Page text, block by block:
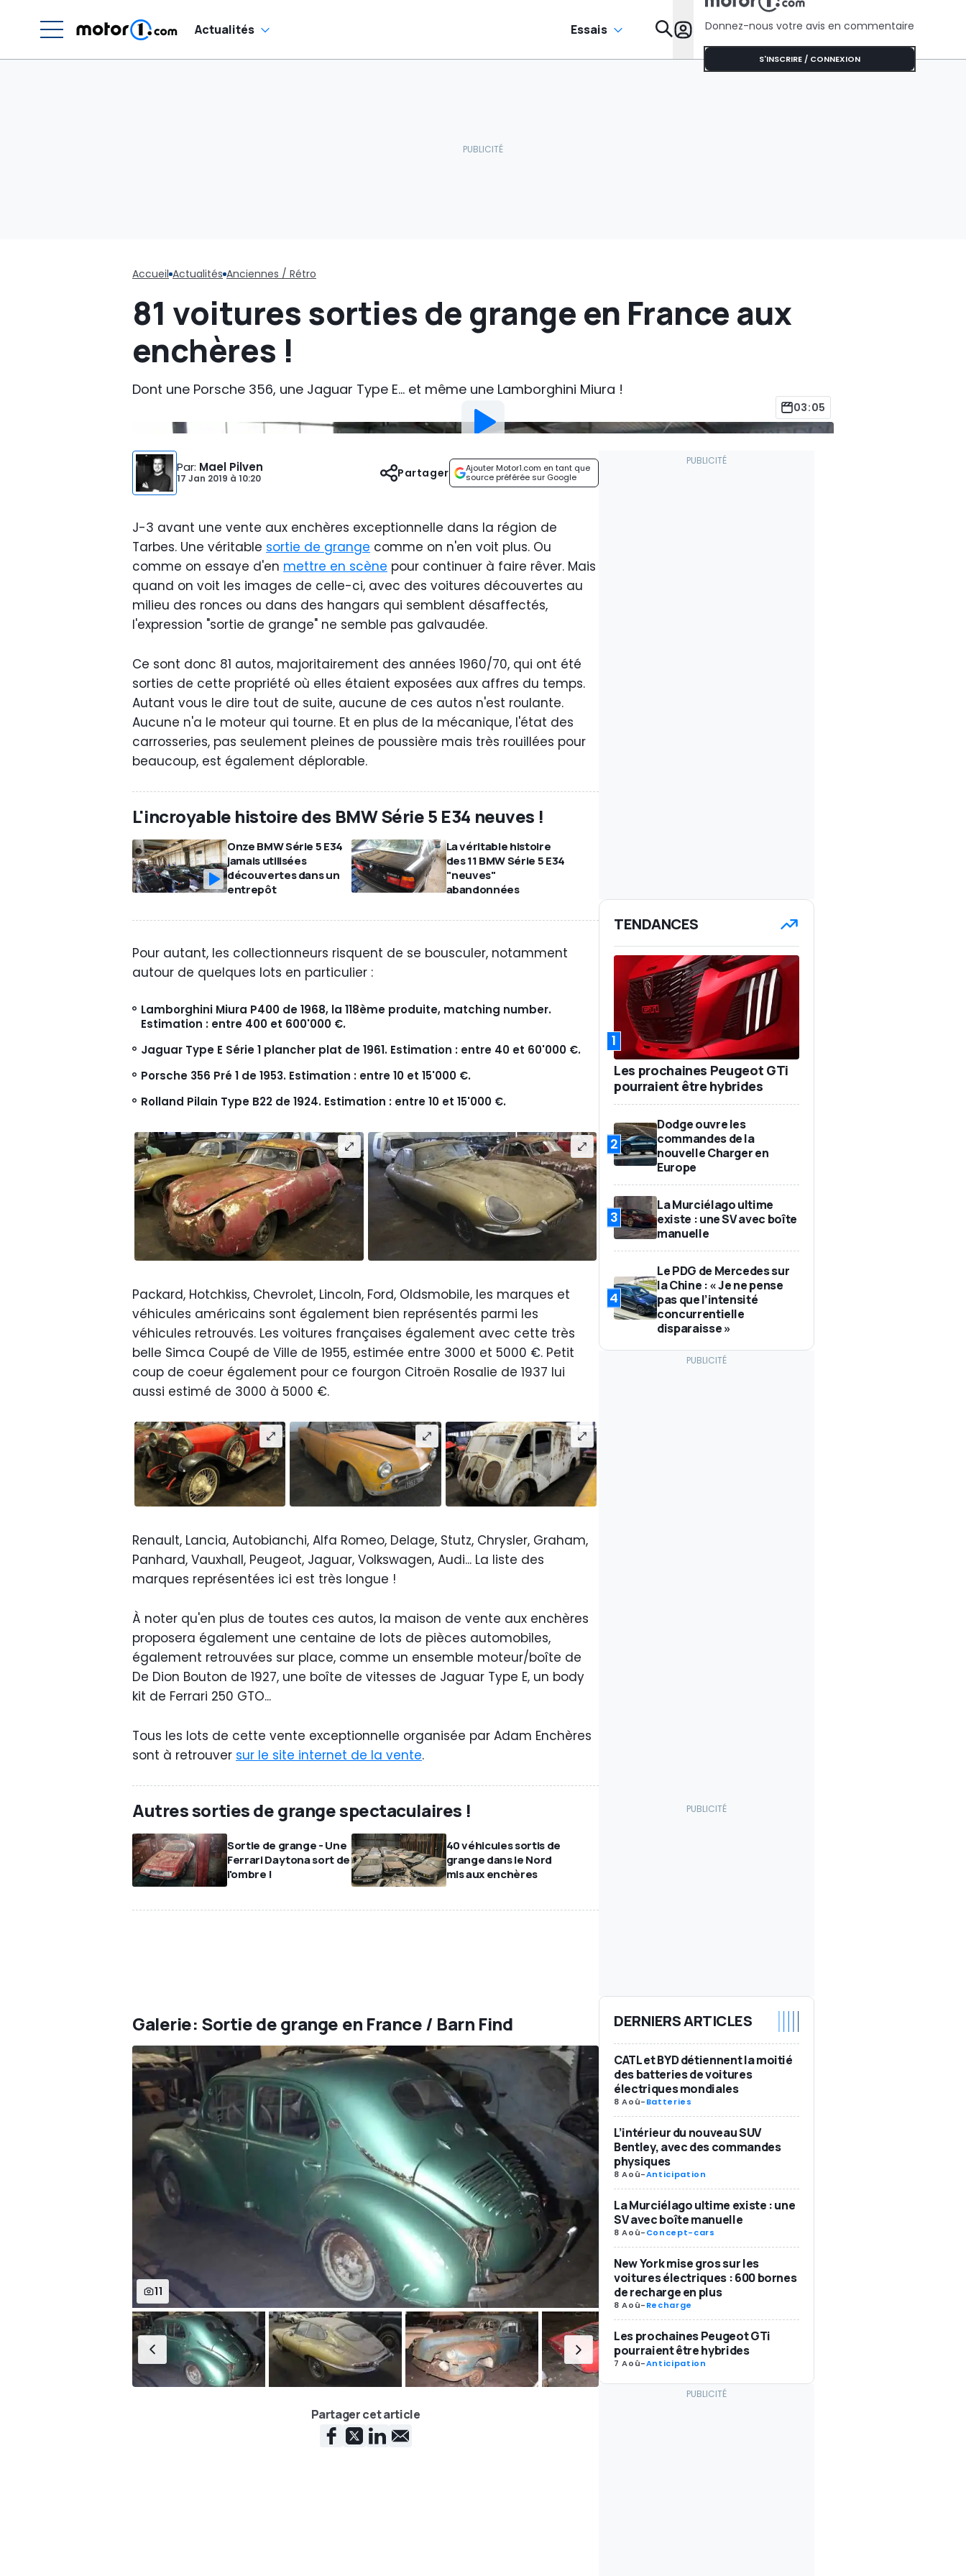
Actualités Essais Donnez-nous votre avis en commentaire
S'INSCRIRE / CONNEXION
Accueil Actualités Anciennes / Rétro
81 voitures sorties de grange en France aux
enchères !
Dont une Porsche 356, une Jaguar Type E... et même une Lamborghini Miura !
03:05
Par: Mael Pilven
17 Jan 2019 à 10:20
Ajouter Motor1.com en tant que
source préférée sur Google
Partager
J-3 avant une vente aux enchères exceptionnelle dans la région de
Tarbes. Une véritable sortie de grange comme on n'en voit plus. Ou
comme on essaye d'en mettre en scène pour continuer à faire rêver. Mais
quand on voit les images de celle-ci, avec des voitures découvertes au
milieu des ronces ou dans des hangars qui semblent désaffectés,
l'expression "sortie de grange" ne semble pas galvaudée.
Ce sont donc 81 autos, majoritairement des années 1960/70, qui ont été
sorties de cette propriété où elles étaient exposées aux affres du temps.
Autant vous le dire tout de suite, aucune de ces autos n'est roulante.
Aucune n'a le moteur qui tourne. Et en plus de la mécanique, l'état des
carrosseries, pas seulement pleines de poussière mais très rouillées pour
beaucoup, est également déplorable.
L'incroyable histoire des BMW Série 5 E34 neuves !
Onze BMW Série 5 E34
jamais utilisées
découvertes dans un
entrepôt
La véritable histoire
des 11 BMW Série 5 E34
"neuves"
abandonnées
Pour autant, les collectionneurs risquent de se bousculer, notamment
autour de quelques lots en particulier :
Lamborghini Miura P400 de 1968, la 118ème produite, matching number.
Estimation : entre 400 et 600'000 €.
Jaguar Type E Série 1 plancher plat de 1961. Estimation : entre 40 et 60'000 €.
Porsche 356 Pré 1 de 1953. Estimation : entre 10 et 15'000 €.
Rolland Pilain Type B22 de 1924. Estimation : entre 10 et 15'000 €.
Packard, Hotchkiss, Chevrolet, Lincoln, Ford, Oldsmobile, les marques et
véhicules américains sont également bien représentés parmi les
véhicules retrouvés. Les voitures françaises également avec cette très
belle Simca Coupé de Ville de 1955, estimée entre 3000 et 5000 €. Petit
coup de coeur également pour ce fourgon Citroën Rosalie de 1937 lui
aussi estimé de 3000 à 5000 €.
Renault, Lancia, Autobianchi, Alfa Romeo, Delage, Stutz, Chrysler, Graham,
Panhard, Vauxhall, Peugeot, Jaguar, Volkswagen, Audi... La liste des
marques représentées ici est très longue !
À noter qu'en plus de toutes ces autos, la maison de vente aux enchères
proposera également une centaine de lots de pièces automobiles,
également retrouvées sur place, comme un ensemble moteur/boîte de
De Dion Bouton de 1927, une boîte de vitesses de Jaguar Type E, un body
kit de Ferrari 250 GTO...
Tous les lots de cette vente exceptionnelle organisée par Adam Enchères
sont à retrouver sur le site internet de la vente.
Autres sorties de grange spectaculaires !
Sortie de grange - Une
Ferrari Daytona sort de
l'ombre !
40 véhicules sortis de
grange dans le Nord
mis aux enchères
Galerie: Sortie de grange en France / Barn Find
11
Partager cet article
TENDANCES
1
Les prochaines Peugeot GTi
pourraient être hybrides
2
Dodge ouvre les
commandes de la
nouvelle Charger en
Europe
3
La Murciélago ultime
existe : une SV avec boîte
manuelle
4
Le PDG de Mercedes sur
la Chine : « Je ne pense
pas que l’intensité
concurrentielle
disparaisse »
DERNIERS ARTICLES
CATL et BYD détiennent la moitié
des batteries de voitures
électriques mondiales
8 Aoû-Batteries
L’intérieur du nouveau SUV
Bentley, avec des commandes
physiques
8 Aoû-Anticipation
La Murciélago ultime existe : une
SV avec boîte manuelle
8 Aoû-Concept-cars
New York mise gros sur les
voitures électriques : 600 bornes
de recharge en plus
8 Aoû-Recharge
Les prochaines Peugeot GTi
pourraient être hybrides
7 Aoû-Anticipation